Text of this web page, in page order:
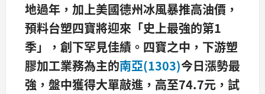
地過年，加上美國德州冰風暴推高油價，
預料台塑四寶將迎來「史上最強的第1
季」，創下罕見佳績。四寶之中，下游塑
膠加工業務為主的南亞(1303)今日漲勢最
強，盤中獲得大單敲進，高至74.7元，試